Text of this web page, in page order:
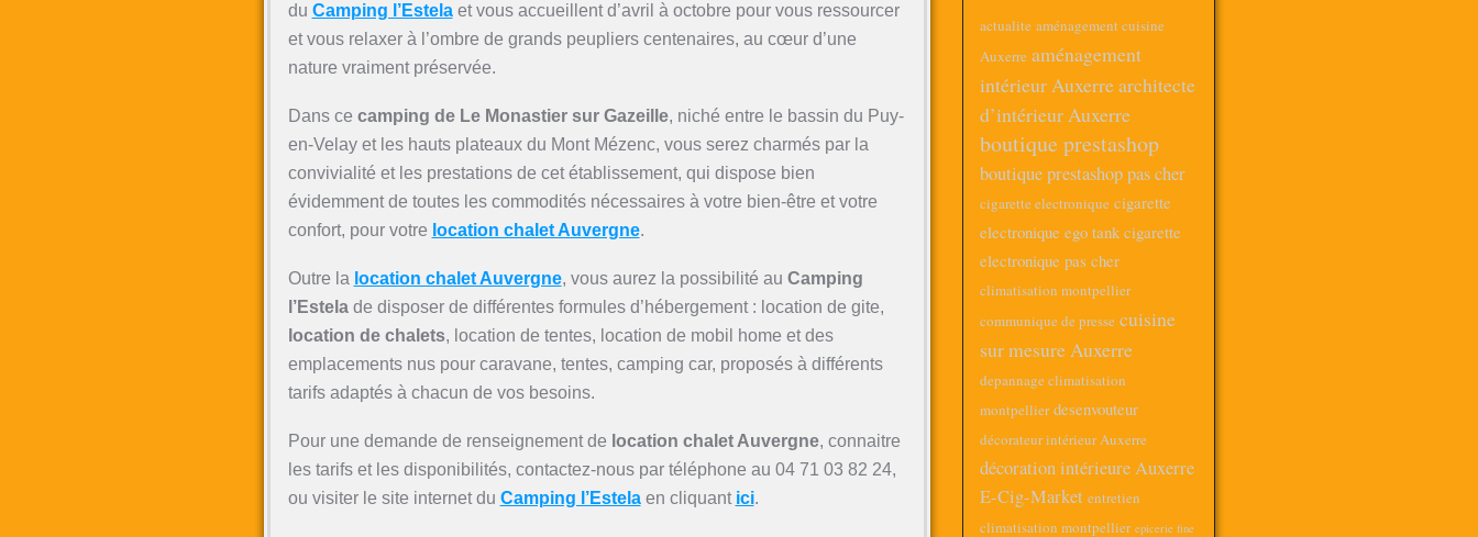
du Camping l’Estelaet vous accueillent d’avril à octobre pour vous ressourcer
et vous relaxer à l’ombre de grands peupliers centenaires, au cœur d’une
nature vraiment préservée.
Dans ce camping de Le Monastier sur Gazeille, niché entre le bassin du Puy-
en-Velay et les hauts plateaux du Mont Mézenc, vous serez charmés par la
convivialité et les prestations de cet établissement, qui dispose bien
évidemment de toutes les commodités nécessaires à votre bien-être et votre
confort, pour votre location chalet Auvergne.
Outre la location chalet Auvergne, vous aurez la possibilité au Camping
l’Estelade disposer de différentes formules d’hébergement : location de gite,
location de chalets, location de tentes, location de mobil home et des
emplacements nus pour caravane, tentes, camping car, proposés à différents
tarifs adaptés à chacun de vos besoins.
Pour une demande de renseignement de location chalet Auvergne, connaitre
les tarifs et les disponibilités, contactez-nous par téléphone au 04 71 03 82 24,
ou visiter le site internet du Camping l’Estelaen cliquant ici.
actualite aménagement cuisine
Auxerre aménagement
intérieur Auxerrearchitecte
d’intérieur Auxerre
boutique prestashop
boutique prestashop pas cher
cigarette electronique cigarette
electronique ego tank cigarette
electronique pas cher
climatisation montpellier
communique de presse cuisine
sur mesure Auxerre
depannage climatisation
montpellier desenvouteur
décorateur intérieur Auxerre
décoration intérieure Auxerre
E-Cig-Market entretien
climatisation montpellier epicerie fine